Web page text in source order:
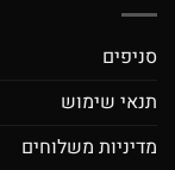
סניפים
תנאי שימוש
מדיניות משלוחים